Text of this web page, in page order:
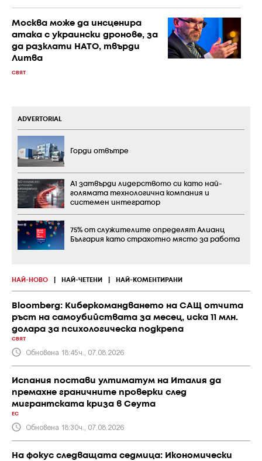
Москва може да инсценира
атака с украински дронове, за
да разклати НАТО, твърди
Литва
СВЯТ
НАЙ-НОВО НАЙ-ЧЕТЕНИ НАЙ-КОМЕНТИРАНИ
Bloomberg: Киберкомандването на САЩ отчита
ръст на самоубийствата за месец, иска 11 млн.
долара за психологическа подкрепа
СВЯТ
Обновена 18:45ч., 07.08.2026
Испания постави ултиматум на Италия да
премахне граничните проверки след
мигрантската криза в Сеута
ЕС
Обновена 18:30ч., 07.08.2026
На фокус следващата седмица: Икономически
ADVERTORIAL
Горди отвътре
А1 затвърди лидерството си като най-
голямата технологична компания и
системен интегратор
75% от служителите определят Алианц
България като страхотно място за работа